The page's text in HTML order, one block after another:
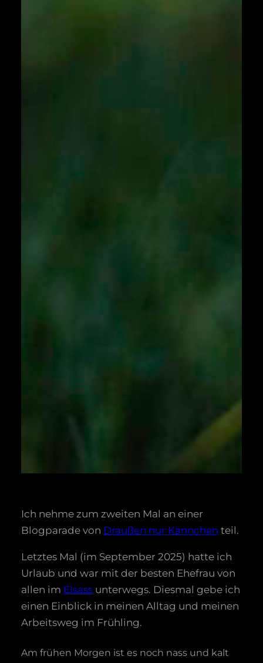
Ich nehme zum zweiten Mal an einer
Blogparade von Draußen nur Kännchen teil.
Letztes Mal (im September 2025) hatte ich
Urlaub und war mit der besten Ehefrau von
allen im Elsass unterwegs. Diesmal gebe ich
einen Einblick in meinen Alltag und meinen
Arbeitsweg im Frühling.
Am frühen Morgen ist es noch nass und kalt